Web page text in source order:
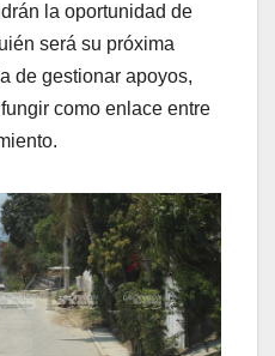
la oportunidad de
será su próxima
de gestionar apoyos,
como enlace entre